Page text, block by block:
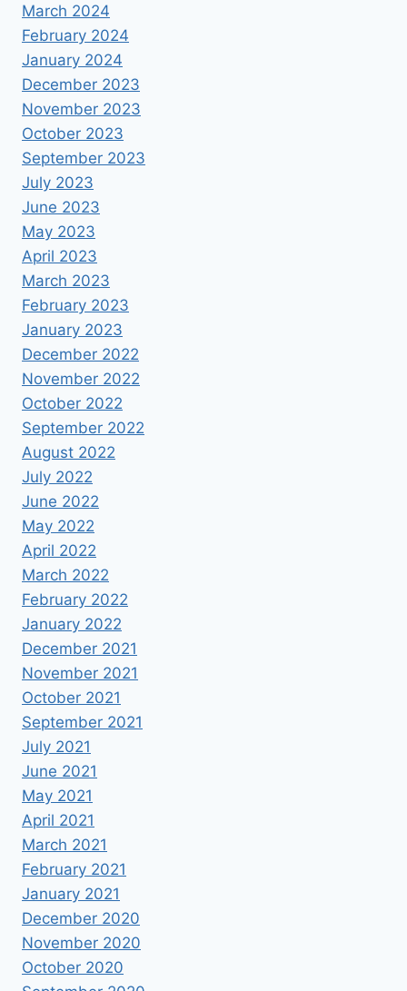
March 2024
February 2024
January 2024
December 2023
November 2023
October 2023
September 2023
July 2023
June 2023
May 2023
April 2023
March 2023
February 2023
January 2023
December 2022
November 2022
October 2022
September 2022
August 2022
July 2022
June 2022
May 2022
April 2022
March 2022
February 2022
January 2022
December 2021
November 2021
October 2021
September 2021
July 2021
June 2021
May 2021
April 2021
March 2021
February 2021
January 2021
December 2020
November 2020
October 2020